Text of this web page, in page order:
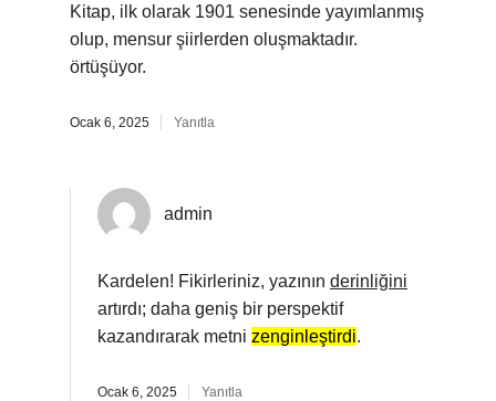
Kitap, ilk olarak 1901 senesinde yayımlanmış
olup, mensur şiirlerden oluşmaktadır.
örtüşüyor.
Ocak 6, 2025 Yanıtla
admin
Kardelen! Fikirleriniz, yazının derinliğini
artırdı; daha geniş bir perspektif
kazandırarak metni zenginleştirdi.
Ocak 6, 2025 Yanıtla